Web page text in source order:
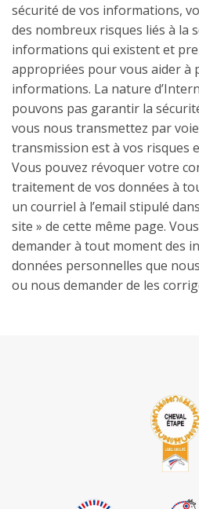
sécurité de vos informations,
des nombreux risques liés à la
informations qui existent et
appropriées pour vous aider à
informations. La nature
pouvons pas garantir la
vous nous transmettez par
transmission est à vos risques
Vous pouvez révoquer votre
traitement de vos données à
un courriel à l’email stipulé
site » de cette même page.
demander à tout moment des
données personnelles que
ou nous demander de les